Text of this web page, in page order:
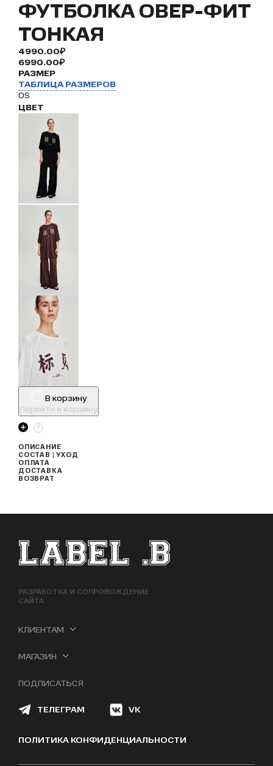
ФУТБОЛКА ОВЕР-ФИТ
ТОНКАЯ
4990.00₽
6990.00₽
РАЗМЕР
ТАБЛИЦА РАЗМЕРОВ
OS
ЦВЕТ
В корзину
Перейти в корзину
ОПИСАНИЕ
СОСТАВ | УХОД
ОПЛАТА
ДОСТАВКА
ВОЗВРАТ
ФУТЕР САЙТА
РАЗРАБОТКА И СОПРОВОЖДЕНИЕ
САЙТА
КЛИЕНТАМ
МАГАЗИН
ПОДПИСАТЬСЯ
ТЕЛЕГРАМ VK
ПОЛИТИКА КОНФИДЕНЦИАЛЬНОСТИ